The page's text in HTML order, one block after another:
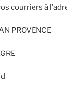
courriers à
PROVENCE